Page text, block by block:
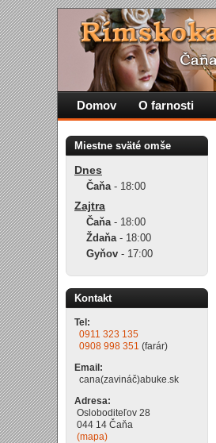
Domov O farnosti
Miestne sväté omše
Dnes
Čaňa- 18:00
Zajtra
Čaňa- 18:00
Ždaňa- 18:00
Gyňov - 17:00
Kontakt
Tel:
0911 323 135
0908 998 351 (farár)
Email:
cana(zavináč)abuke.sk
Adresa:
Osloboditeľov 28
044 14 Čaňa
(mapa)